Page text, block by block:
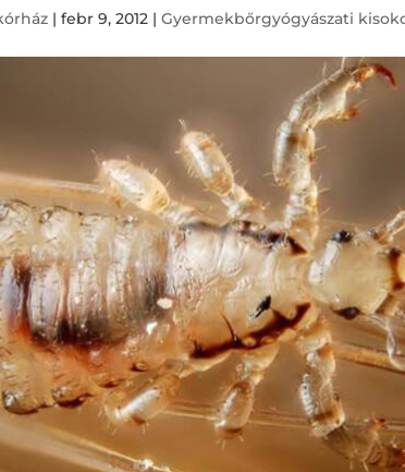
|febr 9, 2012 |Gyermekbőrgyógyászati